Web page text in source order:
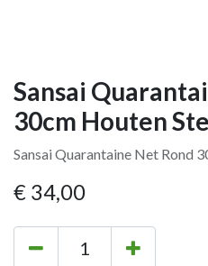
Sansai
30cm Houten
Sansai Quarantaine Net Rond
€ 34,00